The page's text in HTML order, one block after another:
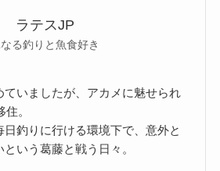
ラテスJP
る釣りと魚食好き
ていましたが、アカメに魅せられ
。
釣りに行ける環境下で、意外と
いう葛藤と戦う日々。